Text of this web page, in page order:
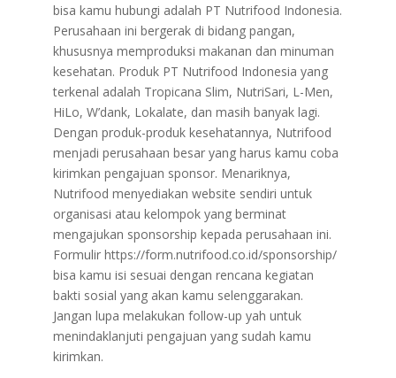
bisa kamu hubungi adalah PT Nutrifood Indonesia.
Perusahaan ini bergerak di bidang pangan,
khususnya memproduksi makanan dan minuman
kesehatan. Produk PT Nutrifood Indonesia yang
terkenal adalah Tropicana Slim, NutriSari, L-Men,
HiLo, W’dank, Lokalate, dan masih banyak lagi.
Dengan produk-produk kesehatannya, Nutrifood
menjadi perusahaan besar yang harus kamu coba
kirimkan pengajuan sponsor. Menariknya,
Nutrifood menyediakan website sendiri untuk
organisasi atau kelompok yang berminat
mengajukan sponsorship kepada perusahaan ini.
Formulir https://form.nutrifood.co.id/sponsorship/
bisa kamu isi sesuai dengan rencana kegiatan
bakti sosial yang akan kamu selenggarakan.
Jangan lupa melakukan follow-up yah untuk
menindaklanjuti pengajuan yang sudah kamu
kirimkan.